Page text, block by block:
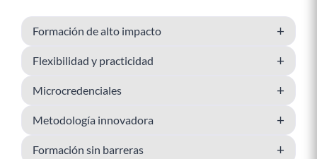
Formación de alto impacto +
Flexibilidad y practicidad +
Microcredenciales +
Metodología innovadora +
Formación sin barreras +